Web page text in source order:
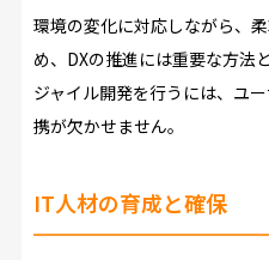
環境の変化に対応しながら、
め、DXの推進には重要な方法
ジャイル開発を行うには、ユ
携が欠かせません。
IT人材の育成と確保